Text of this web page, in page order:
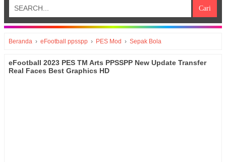
Beranda › eFootball ppsspp › PES Mod › Sepak Bola
eFootball 2023 PES TM Arts PPSSPP New Update Transfer
Real Faces Best Graphics HD